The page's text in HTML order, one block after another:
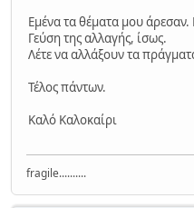
Εμένα τα θέματα μου
Γεύση της αλλαγής, ίσως.
Λέτε να αλλάξουν τα
Τέλος πάντων.
Καλό Καλοκαίρι
fragile..........